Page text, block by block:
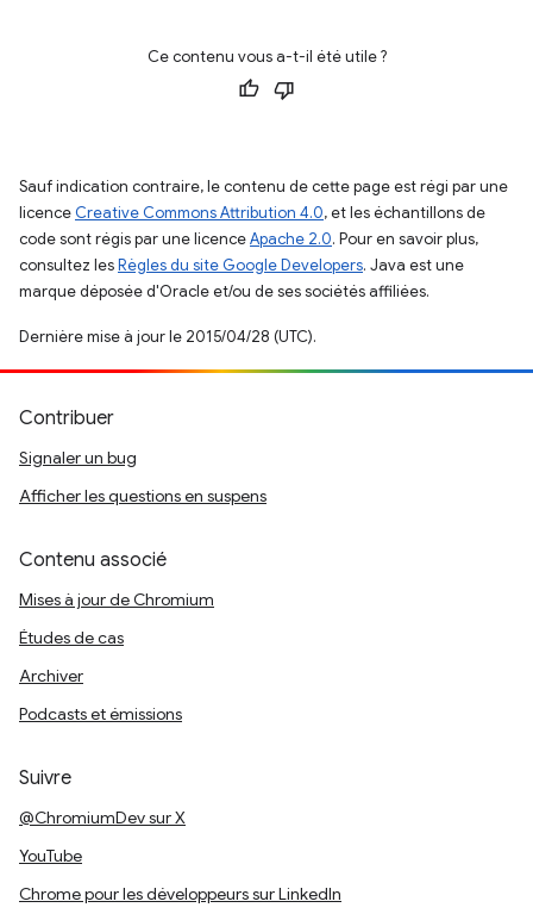
Ce contenu vous a-t-il été utile ?
Sauf indication contraire, le contenu de cette page est régi par une
licence Creative Commons Attribution 4.0, et les échantillons de
code sont régis par une licenceApache 2.0. Pour en savoir plus,
consultez lesRègles du site Google Developers. Java est une
marque déposée d'Oracle et/ou de ses sociétés affiliées.
Dernière mise à jour le 2015/04/28 (UTC).
Contribuer
Signaler un bug
Afficher les questions en suspens
Contenu associé
Mises à jour de Chromium
Études de cas
Archiver
Podcasts et émissions
Suivre
@ChromiumDev sur X
YouTube
Chrome pour les développeurs sur LinkedIn